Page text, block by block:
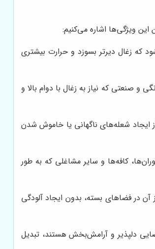
این ویژگی‌ها اشاره می‌کنیم:
که زغال دیرتر بسوزد و حرارت بیشتری
و صنعتی که نیاز به زغال با دوام بالا و
ایجاد شعله‌های ناگهانی یا خاموش شدن
کافه‌ها و سایر مشاغلی که به طور
در فضاهای بسته، بدون ایجاد آلودگی
دلپذیر و آرامش‌بخش هستند، تبدیل